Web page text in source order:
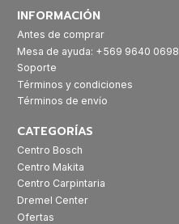
INFORMACIÓN
Antes de comprar
Mesa de ayuda: +569 9640 0698
Soporte
Términos y condiciones
Términos de envío
CATEGORÍAS
Centro Bosch
Centro Makita
Centro Carpintaria
Dremel Center
Ofertas